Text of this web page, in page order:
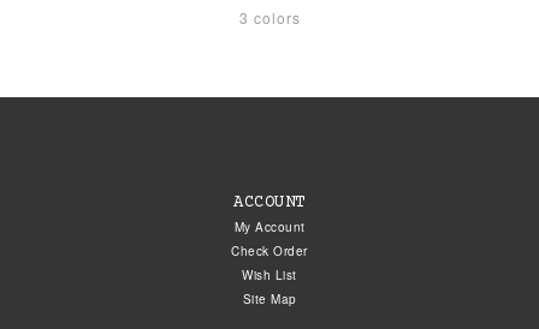
3 colors
ACCOUNT
My Account
Check Order
Wish List
Site Map